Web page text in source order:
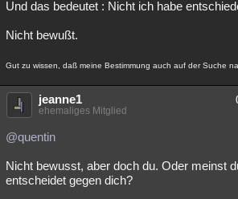
Und das bedeutet : Nicht ich habe
Nicht bewußt.
Gut zu wissen, daß meine Bestimmung auch auf der Suche
jeanne1
ehemaliges Mitglied
@quentin
Nicht bewusst, aber doch du. Oder meinst
entscheidet gegen dich?